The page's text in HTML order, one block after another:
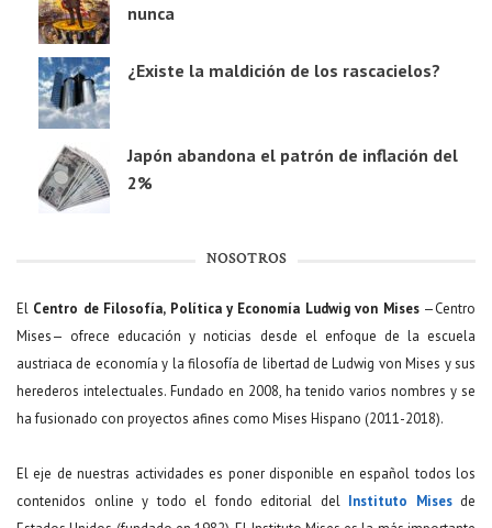
nunca
¿Existe la maldición de los rascacielos?
Japón abandona el patrón de inflación del
2%
NOSOTROS
El Centro de Filosofía, Política y Economía Ludwig von Mises—Centro
Mises— ofrece educación y noticias desde el enfoque de la escuela
austriaca de economía y la filosofía de libertad de Ludwig von Mises y sus
herederos intelectuales. Fundado en 2008, ha tenido varios nombres y se
ha fusionado con proyectos afines como Mises Hispano (2011-2018).
El eje de nuestras actividades es poner disponible en español todos los
contenidos online y todo el fondo editorial del Instituto Misesde